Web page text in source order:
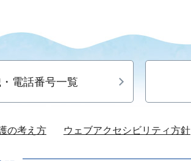
電話番号一覧
の考え方 ウェブアクセシビリティ方針